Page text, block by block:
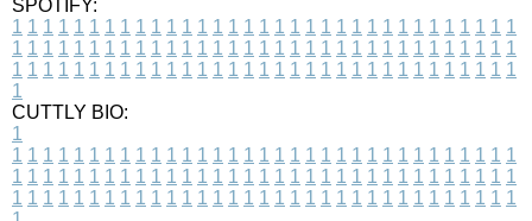
SPOTIFY:
1 1 1 1 1 1 1 1 1 1 1 1 1 1 1 1 1 1 1 1 1 1 1 1 1 1 1 1 1 1 1 1 1
1 1 1 1 1 1 1 1 1 1 1 1 1 1 1 1 1 1 1 1 1 1 1 1 1 1 1 1 1 1 1 1 1
1 1 1 1 1 1 1 1 1 1 1 1 1 1 1 1 1 1 1 1 1 1 1 1 1 1 1 1 1 1 1 1 1
1
CUTTLY BIO:
1
1 1 1 1 1 1 1 1 1 1 1 1 1 1 1 1 1 1 1 1 1 1 1 1 1 1 1 1 1 1 1 1 1
1 1 1 1 1 1 1 1 1 1 1 1 1 1 1 1 1 1 1 1 1 1 1 1 1 1 1 1 1 1 1 1 1
1 1 1 1 1 1 1 1 1 1 1 1 1 1 1 1 1 1 1 1 1 1 1 1 1 1 1 1 1 1 1 1 1